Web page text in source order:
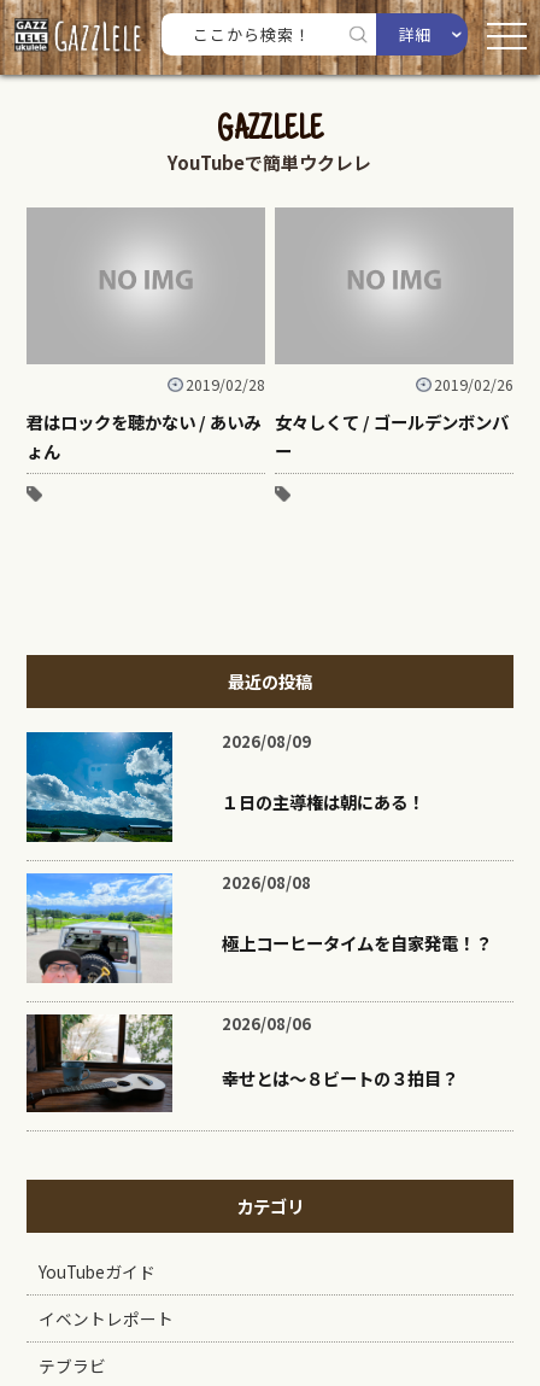
詳細
GAZZLELE
YouTubeで簡単ウクレレ
2019/02/28
君はロックを聴かない / あいみ
ょん
2019/02/26
女々しくて / ゴールデンボンバ
ー
最近の投稿
2026/08/09
１日の主導権は朝にある！
2026/08/08
極上コーヒータイムを自家発電！？
2026/08/06
幸せとは〜８ビートの３拍目？
カテゴリ
YouTubeガイド
イベントレポート
テブラビ